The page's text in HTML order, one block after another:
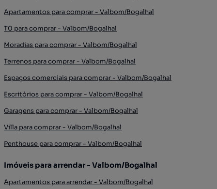
Apartamentos para comprar - Valbom/Bogalhal
T0 para comprar - Valbom/Bogalhal
Moradias para comprar - Valbom/Bogalhal
Terrenos para comprar - Valbom/Bogalhal
Espaços comerciais para comprar - Valbom/Bogalhal
Escritórios para comprar - Valbom/Bogalhal
Garagens para comprar - Valbom/Bogalhal
Villa para comprar - Valbom/Bogalhal
Penthouse para comprar - Valbom/Bogalhal
Imóveis para arrendar - Valbom/Bogalhal
Apartamentos para arrendar - Valbom/Bogalhal